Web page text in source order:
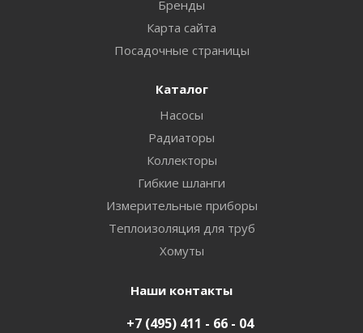
Бренды
Карта сайта
Посадочные страницы
Каталог
Насосы
Радиаторы
Коллекторы
Гибкие шланги
Измерительные приборы
Теплоизоляция для труб
Хомуты
Наши контакты
+7 (495) 411 - 66 - 04